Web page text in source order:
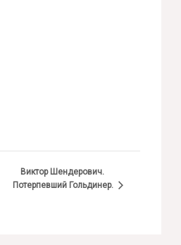
Виктор Шендерович.
Потерпевший Гольдинер.